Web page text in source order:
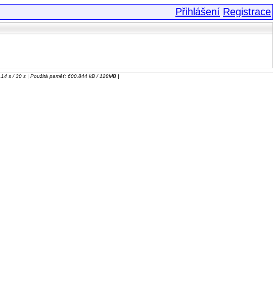
Přihlášení Registrace
s / 30 s | Použitá paměť: 600.844 kB / 128MB |